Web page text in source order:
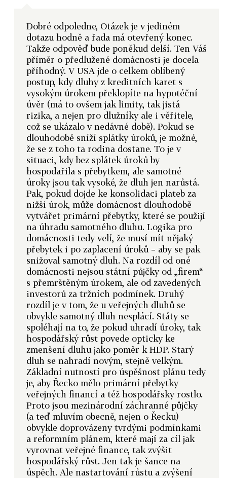
Dobré odpoledne, Otázek je v jediném
dotazu hodně a řada má otevřený konec.
Takže odpověď bude poněkud delší. Ten Váš
příměr o předlužené domácnosti je docela
příhodný. V USA jde o celkem oblíbený
postup, kdy dluhy z kreditních karet s
vysokým úrokem překlopíte na hypotéční
úvěr (má to ovšem jak limity, tak jistá
rizika, a nejen pro dlužníky ale i věřitele,
což se ukázalo v nedávné době). Pokud se
dlouhodobě sníží splátky úroků, je možné,
že se z toho ta rodina dostane. To je v
situaci, kdy bez splátek úroků by
hospodařila s přebytkem, ale samotné
úroky jsou tak vysoké, že dluh jen narůstá.
Pak, pokud dojde ke konsolidaci plateb za
nižší úrok, může domácnost dlouhodobě
vytvářet primární přebytky, které se použijí
na úhradu samotného dluhu. Logika pro
domácnosti tedy velí, že musí mít nějaký
přebytek i po zaplacení úroků – aby se pak
snižoval samotný dluh. Na rozdíl od oné
domácnosti nejsou státní půjčky od „firem“
s přemrštěným úrokem, ale od zavedených
investorů za tržních podmínek. Druhý
rozdíl je v tom, že u veřejných dluhů se
obvykle samotný dluh nesplácí. Státy se
spoléhají na to, že pokud uhradí úroky, tak
hospodářský růst povede opticky ke
zmenšení dluhu jako poměr k HDP. Starý
dluh se nahradí novým, stejně velkým.
Základní nutností pro úspěšnost plánu tedy
je, aby Řecko mělo primární přebytky
veřejných financí a též hospodářsky rostlo.
Proto jsou mezinárodní záchranné půjčky
(a teď mluvím obecně, nejen o Řecku)
obvykle doprovázeny tvrdými podmínkami
a reformním plánem, které mají za cíl jak
vyrovnat veřejné finance, tak zvýšit
hospodářský růst. Jen tak je šance na
úspěch. Ale nastartování růstu a zvýšení